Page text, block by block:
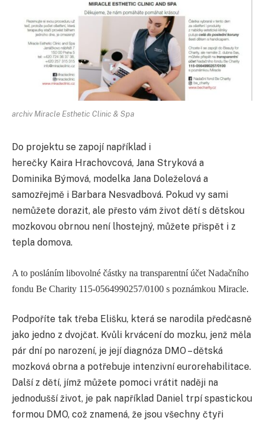
archiv Miracle Esthetic Clinic & Spa
Do projektu se zapojí například i
herečky Kaira Hrachovcová, Jana Stryková a
Dominika Býmová, modelka Jana Doleželová a
samozřejmě i Barbara Nesvadbová. Pokud vy sami
nemůžete dorazit, ale přesto vám život dětí s dětskou
mozkovou obrnou není lhostejný, můžete přispět i z
tepla domova.
A to posláním libovolné částky na transparentní účet Nadačního
fondu Be Charity 115-0564990257/0100 s poznámkou Miracle.
Podpoříte tak třeba Elišku, která se narodila předčasně
jako jedno z dvojčat. Kvůli krvácení do mozku, jenž měla
pár dní po narození, je její diagnóza DMO – dětská
mozková obrna a potřebuje intenzivní eurorehabilitace.
Další z dětí, jímž můžete pomoci vrátit naději na
jednodušší život, je pak například Daniel trpí spastickou
formou DMO, což znamená, že jsou všechny čtyři